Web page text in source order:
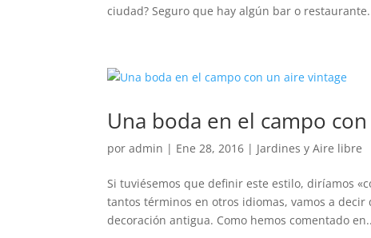
ciudad? Seguro que hay algún bar o
Una boda en el campo
poradmin | Ene 28, 2016 | Jardines y Aire libre
Si tuviésemos que definir este estilo, diríamos
tantos términos en otros idiomas, vamos a
decoración antigua. Como hemos comentado